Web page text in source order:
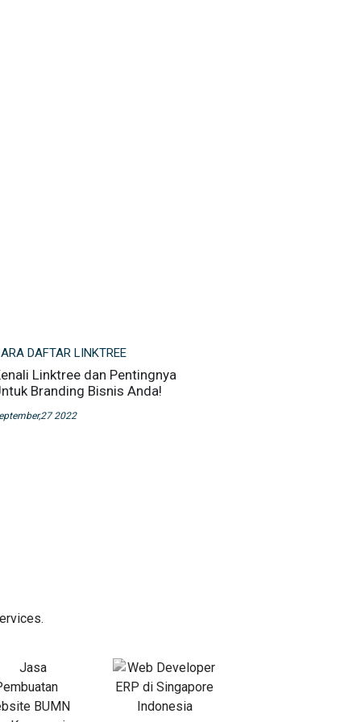
DAFTAR LINKTREE
Linktree dan Pentingnya
Branding Bisnis Anda!
2022